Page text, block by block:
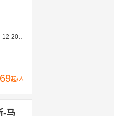
12-27
起/人
-马